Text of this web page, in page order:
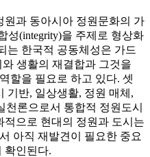
원과 동아시아 정원문화의 가
성(integrity)을 주제로 형상화
는 한국적 공동체성은 가드
와 생활의 재결합과 그것을
할을 필요로 하고 있다. 셋
기반, 일상생활, 정원 매체,
론으로서 통합적 정원도시
으로 현대의 정원과 도시는
아직 재발견이 필요한 중요
확인된다.